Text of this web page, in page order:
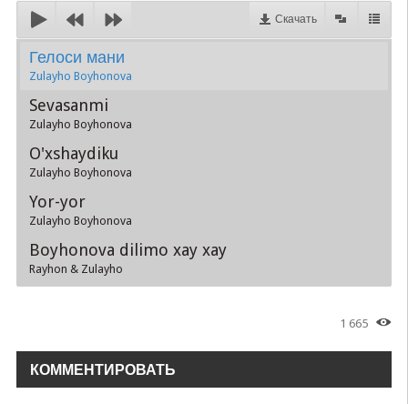
Скачать
Гелоси мани
Zulayho Boyhonova
Sevasanmi
Zulayho Boyhonova
O'xshaydiku
Zulayho Boyhonova
Yor-yor
Zulayho Boyhonova
Boyhonova dilimo xay xay
Rayhon & Zulayho
1 665
КОММЕНТИРОВАТЬ